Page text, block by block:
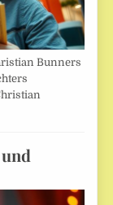
Bunners